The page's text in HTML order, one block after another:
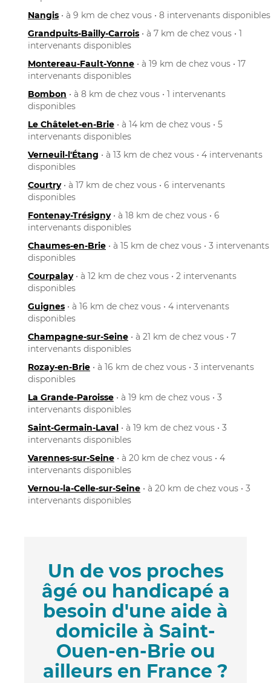
Nangis • à 9 km de chez vous • 8 intervenants disponibles
Grandpuits-Bailly-Carrois • à 7 km de chez vous • 1
intervenants disponibles
Montereau-Fault-Yonne • à 19 km de chez vous • 17
intervenants disponibles
Bombon • à 8 km de chez vous • 1 intervenants
disponibles
Le Châtelet-en-Brie • à 14 km de chez vous • 5
intervenants disponibles
Verneuil-l'Étang • à 13 km de chez vous • 4 intervenants
disponibles
Courtry• à 17 km de chez vous • 6 intervenants
disponibles
Fontenay-Trésigny• à 18 km de chez vous • 6
intervenants disponibles
Chaumes-en-Brie • à 15 km de chez vous • 3 intervenants
disponibles
Courpalay• à 12 km de chez vous • 2 intervenants
disponibles
Guignes • à 16 km de chez vous • 4 intervenants
disponibles
Champagne-sur-Seine • à 21 km de chez vous • 7
intervenants disponibles
Rozay-en-Brie • à 16 km de chez vous • 3 intervenants
disponibles
La Grande-Paroisse • à 19 km de chez vous • 3
intervenants disponibles
Saint-Germain-Laval • à 19 km de chez vous • 3
intervenants disponibles
Varennes-sur-Seine • à 20 km de chez vous • 4
intervenants disponibles
Vernou-la-Celle-sur-Seine • à 20 km de chez vous • 3
intervenants disponibles
Un de vos proches
âgé ou handicapé a
besoin d'une aide à
domicile à Saint-
Ouen-en-Brie ou
ailleurs en France ?